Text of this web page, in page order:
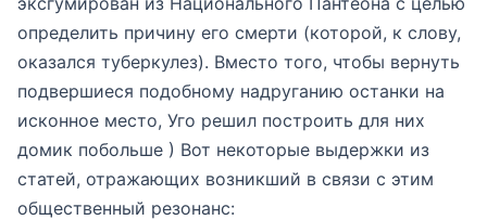
определить причину его смерти (которой, к слову,
оказался туберкулез). Вместо того, чтобы вернуть
подвершиеся подобному надруганию останки на
исконное место, Уго решил построить для них
домик побольше ) Вот некоторые выдержки из
статей, отражающих возникший в связи с этим
общественный резонанс: